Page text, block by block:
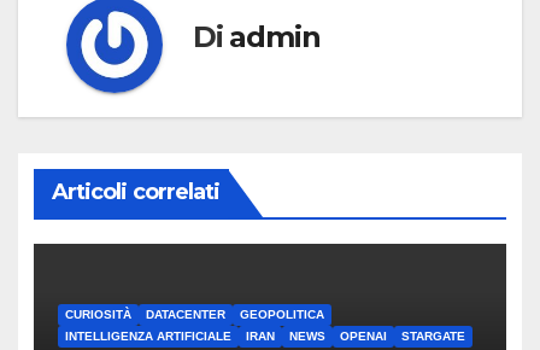
Di admin
Articoli correlati
CURIOSITÀ DATACENTER
GEOPOLITICA
INTELLIGENZA ARTIFICIALE
IRAN NEWS OPENAI STARGATE